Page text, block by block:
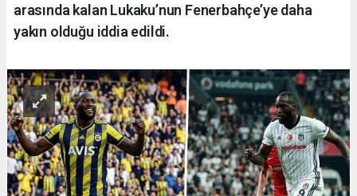
arasında kalan Lukaku’nun Fenerbahçe’ye daha
yakın olduğu iddia edildi.